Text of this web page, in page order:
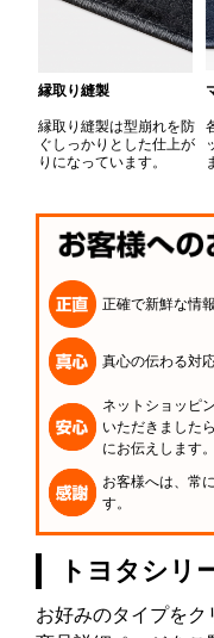
縁取り縫製
縁取り縫製は型崩れを防
ぐしっかりとした仕上が
りになっています。
正確で新鮮な情
真心の伝わる対
ネットショッピ
いただきました
にお伝えします。
お客様へは、常
す。
トヨタシリ
お好みのタイプをク